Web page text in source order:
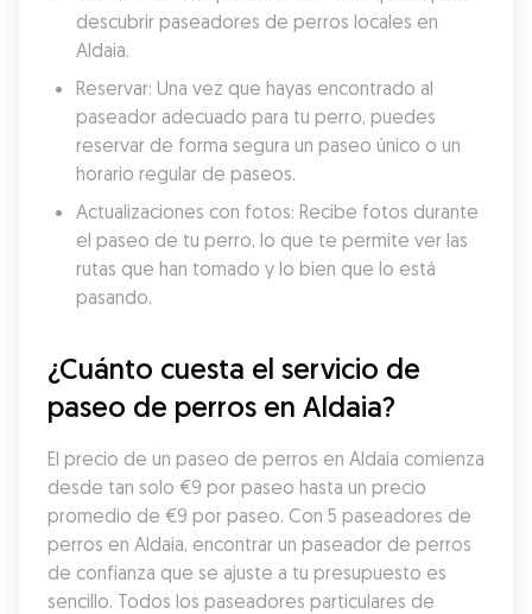
descubrir paseadores de perros locales en
Aldaia.
Reservar: Una vez que hayas encontrado al
paseador adecuado para tu perro, puedes
reservar de forma segura un paseo único o un
horario regular de paseos.
Actualizaciones con fotos: Recibe fotos durante
el paseo de tu perro, lo que te permite ver las
rutas que han tomado y lo bien que lo está
pasando.
¿Cuánto cuesta el servicio de
paseo de perros en Aldaia?
El precio de un paseo de perros en Aldaia comienza
desde tan solo €9 por paseo hasta un precio
promedio de €9 por paseo. Con 5 paseadores de
perros en Aldaia, encontrar un paseador de perros
de confianza que se ajuste a tu presupuesto es
sencillo. Todos los paseadores particulares de